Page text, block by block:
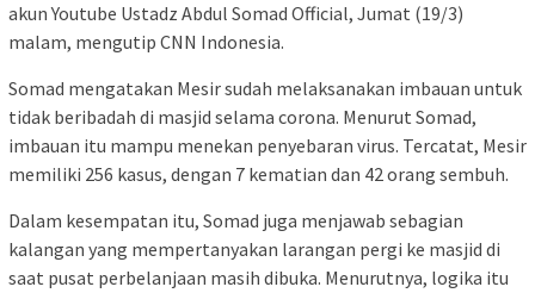
akun Youtube Ustadz Abdul Somad Official, Jumat (19/3)
malam, mengutip CNN Indonesia.
Somad mengatakan Mesir sudah melaksanakan imbauan untuk
tidak beribadah di masjid selama corona. Menurut Somad,
imbauan itu mampu menekan penyebaran virus. Tercatat, Mesir
memiliki 256 kasus, dengan 7 kematian dan 42 orang sembuh.
Dalam kesempatan itu, Somad juga menjawab sebagian
kalangan yang mempertanyakan larangan pergi ke masjid di
saat pusat perbelanjaan masih dibuka. Menurutnya, logika itu